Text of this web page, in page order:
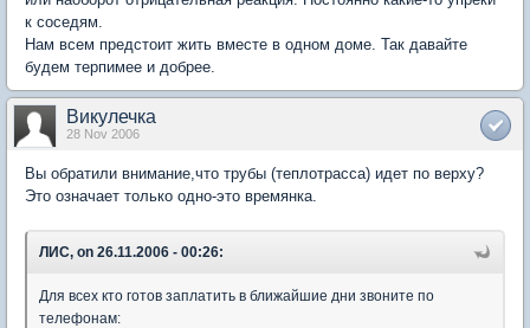
к соседям.
Нам всем предстоит жить вместе в одном доме. Так давайте
будем терпимее и добрее.
Викулечка
28 Nov 2006
Вы обратили внимание,что трубы (теплотрасса) идет по верху?
Это означает только одно-это времянка.
ЛИС, on 26.11.2006 - 00:26:
Для всех кто готов заплатить в ближайшие дни звоните по
телефонам: